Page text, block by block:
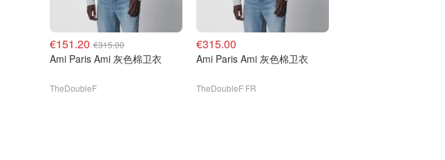
€151.20 €315.00
Ami Paris Ami 灰色棉卫衣
TheDoubleF
€315.00
Ami Paris Ami 灰色棉卫衣
TheDoubleF FR